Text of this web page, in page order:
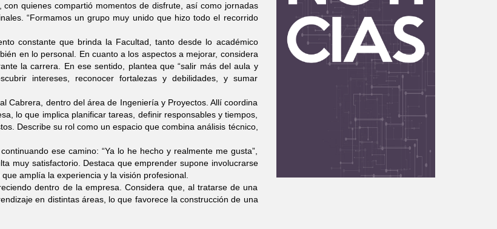
con quienes compartió momentos de disfrute, así como jornadas
“Formamos un grupo muy unido que hizo todo el recorrido
constante que brinda la Facultad, tanto desde lo académico
en lo personal. En cuanto a los aspectos a mejorar, considera
la carrera. En ese sentido, plantea que “salir más del aula y
intereses, reconocer fortalezas y debilidades, y sumar
Cabrera, dentro del área de Ingeniería y Proyectos. Allí coordina
lo que implica planificar tareas, definir responsables y tiempos,
Describe su rol como un espacio que combina análisis técnico,
ese camino: “Ya lo he hecho y realmente me gusta”,
muy satisfactorio. Destaca que emprender supone involucrarse
amplía la experiencia y la visión profesional.
dentro de la empresa. Considera que, al tratarse de una
en distintas áreas, lo que favorece la construcción de una